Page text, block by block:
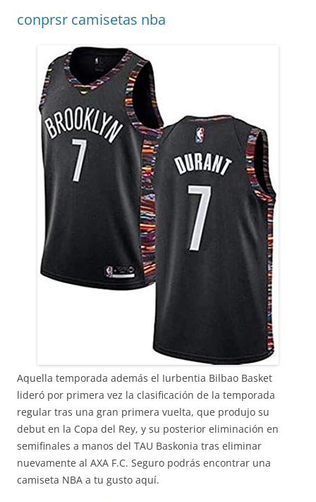
conprsr camisetas nba
Aquella temporada además el Iurbentia Bilbao Basket
lideró por primera vez la clasificación de la temporada
regular tras una gran primera vuelta, que produjo su
debut en la Copa del Rey, y su posterior eliminación en
semifinales a manos del TAU Baskonia tras eliminar
nuevamente al AXA F.C. Seguro podrás encontrar una
camiseta NBA a tu gusto aquí.